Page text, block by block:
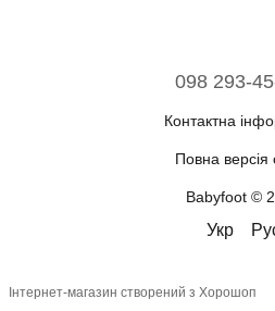
098 293-
Контактна
Повна версія
Babyfoot ©
Укр
Інтернет-магазин створений з Хорошоп